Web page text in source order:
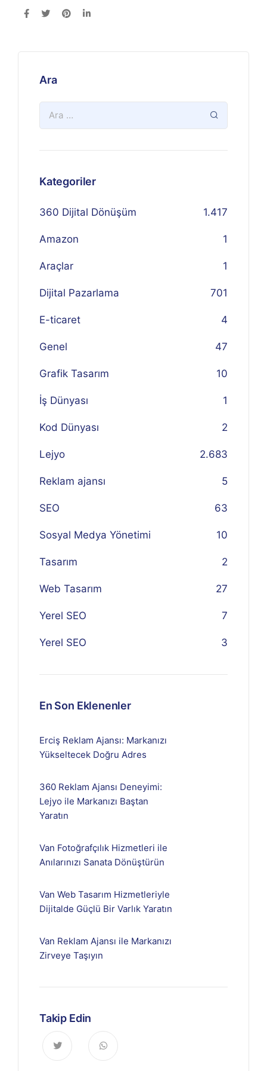
Ara
Kategoriler
360 Dijital Dönüşüm 1.417
Amazon 1
Araçlar 1
Dijital Pazarlama 701
E-ticaret 4
Genel 47
Grafik Tasarım 10
İş Dünyası 1
Kod Dünyası 2
Lejyo 2.683
Reklam ajansı 5
SEO 63
Sosyal Medya Yönetimi 10
Tasarım 2
Web Tasarım 27
Yerel SEO 7
Yerel SEO 3
En Son Eklenenler
Erciş Reklam Ajansı: Markanızı
Yükseltecek Doğru Adres
360 Reklam Ajansı Deneyimi:
Lejyo ile Markanızı Baştan
Yaratın
Van Fotoğrafçılık Hizmetleri ile
Anılarınızı Sanata Dönüştürün
Van Web Tasarım Hizmetleriyle
Dijitalde Güçlü Bir Varlık Yaratın
Van Reklam Ajansı ile Markanızı
Zirveye Taşıyın
Takip Edin